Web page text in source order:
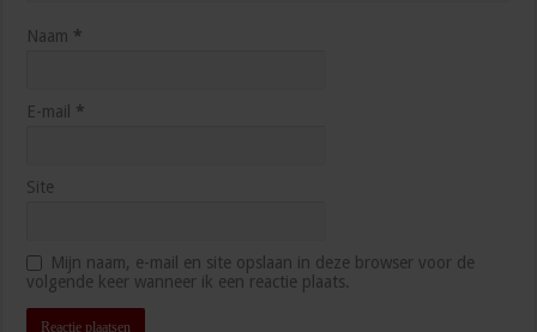
Naam *
E-mail *
Site
Mijn naam, e-mail en site opslaan in deze browser voor de
volgende keer wanneer ik een reactie plaats.